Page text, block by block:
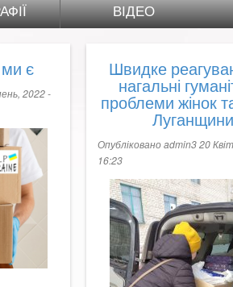
ВІДЕО
є
2022 -
Швидке
нагальні
проблеми жінок
Луганщини
Опублікованоadmin320
16:23